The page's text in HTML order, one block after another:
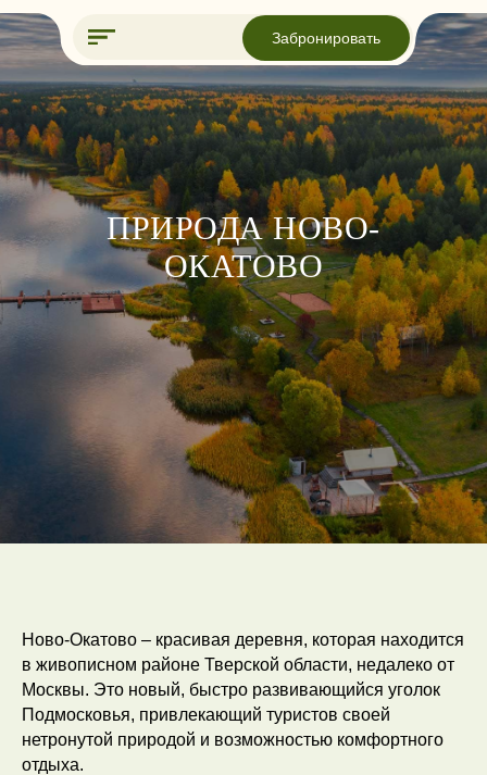
Забронировать
ПРИРОДА НОВО-
ОКАТОВО
Ново-Окатово – красивая деревня, которая находится
в живописном районе Тверской области, недалеко от
Москвы. Это новый, быстро развивающийся уголок
Подмосковья, привлекающий туристов своей
нетронутой природой и возможностью комфортного
отдыха.